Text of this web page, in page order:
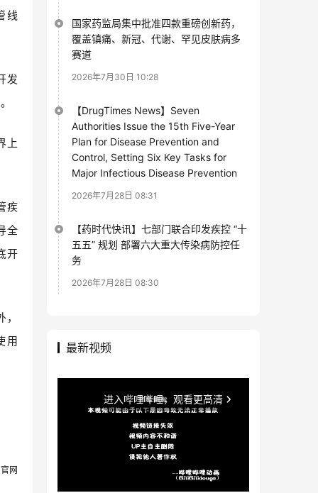
线
发
上
疾
全
开
用
网
国家药监局集中批准四款重磅创新药，
覆盖镇痛、新冠、代谢、罕见皮肤病多
赛道
2026年7月30日 10:28
【DrugTimes News】Seven
Authorities Issue the 15th Five-Year
Plan for Disease Prevention and
Control, Setting Six Key Tasks for
Major Infectious Disease Prevention
2026年7月28日 08:31
【药时代快讯】七部门联合印发疾控 “十
五五” 规划 部署六大重大传染病防控任
务
2026年7月28日 08:30
最新视频